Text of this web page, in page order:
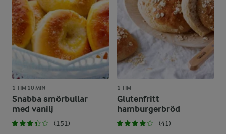
1 TIM 10 MIN
Snabba smörbullar
med vanilj
(151)
1 TIM
Glutenfritt
hamburgerbröd
(41)